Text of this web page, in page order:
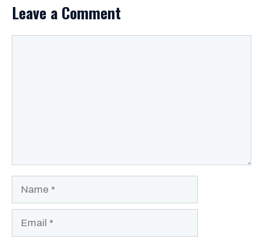
Leave a Comment